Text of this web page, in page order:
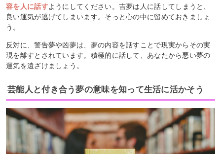
容を人に話すようにしてください。吉夢は人に話してしまうと、
良い運気が逃げてしまいます。そっと心の中に留めておきましょ
う。
反対に、警告夢や凶夢は、夢の内容を話すことで現実からその実
現を離すとされています。積極的に話して、あなたから悪い夢の
運気を遠ざけましょう。
芸能人と付き合う夢の意味を知って生活に活かそう